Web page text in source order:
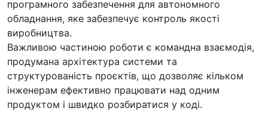
програмного забезпечення для автономного
обладнання, яке забезпечує контроль якості
виробництва.
Важливою частиною роботи є командна взаємодія,
продумана архітектура системи та
структурованість проєктів, що дозволяє кільком
інженерам ефективно працювати над одним
продуктом і швидко розбиратися у коді.